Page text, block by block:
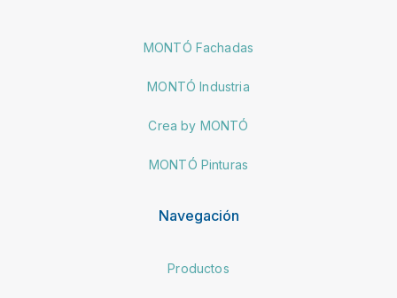
MONTÓ Fachadas
MONTÓ Industria
Crea by MONTÓ
MONTÓ Pinturas
Navegación
Productos